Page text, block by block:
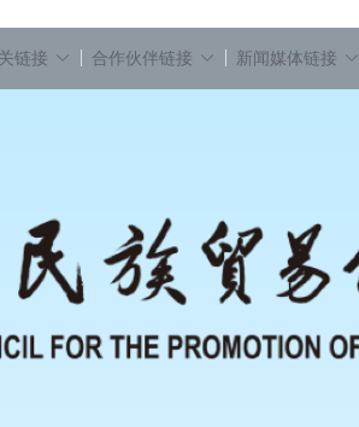
链接 合作伙伴链接 新闻媒体链接